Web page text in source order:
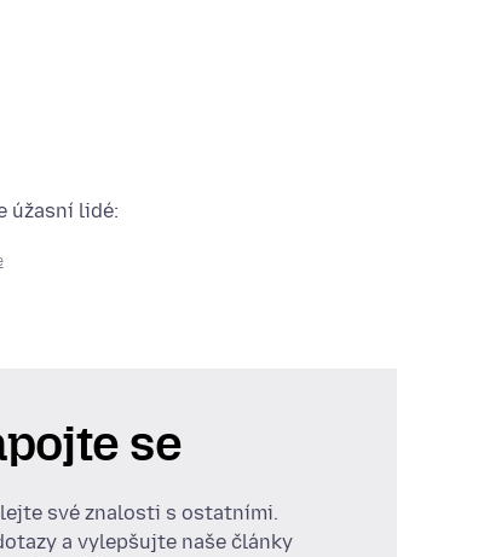
úžasní lidé:
se
své znalosti s ostatními.
a vylepšujte naše články